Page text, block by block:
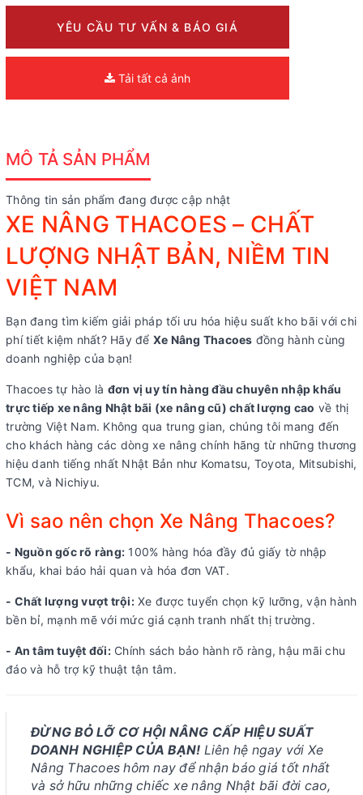
YÊU CẦU TƯ VẤN & BÁO GIÁ
Tải tất cả ảnh
MÔ TẢ SẢN PHẨM
Thông tin sản phẩm đang được cập nhật
XE NÂNG THACOES – CHẤT
LƯỢNG NHẬT BẢN, NIỀM TIN
VIỆT NAM
Bạn đang tìm kiếm giải pháp tối ưu hóa hiệu suất kho bãi với chi
phí tiết kiệm nhất? Hãy để Xe Nâng Thacoes đồng hành cùng
doanh nghiệp của bạn!
Thacoes tự hào là đơn vị uy tín hàng đầu chuyên nhập khẩu
trực tiếp xe nâng Nhật bãi (xe nâng cũ) chất lượng cao về thị
trường Việt Nam. Không qua trung gian, chúng tôi mang đến
cho khách hàng các dòng xe nâng chính hãng từ những thương
hiệu danh tiếng nhất Nhật Bản như Komatsu, Toyota, Mitsubishi,
TCM, và Nichiyu.
Vì sao nên chọn Xe Nâng Thacoes?
- Nguồn gốc rõ ràng: 100% hàng hóa đầy đủ giấy tờ nhập
khẩu, khai báo hải quan và hóa đơn VAT.
- Chất lượng vượt trội:Xe được tuyển chọn kỹ lưỡng, vận hành
bền bỉ, mạnh mẽ với mức giá cạnh tranh nhất thị trường.
- An tâm tuyệt đối:Chính sách bảo hành rõ ràng, hậu mãi chu
đáo và hỗ trợ kỹ thuật tận tâm.
ĐỪNG BỎ LỠ CƠ HỘI NÂNG CẤP HIỆU SUẤT
DOANH NGHIỆP CỦA BẠN! Liên hệ ngay với Xe
Nâng Thacoes hôm nay để nhận báo giá tốt nhất
và sở hữu những chiếc xe nâng Nhật bãi đời cao,